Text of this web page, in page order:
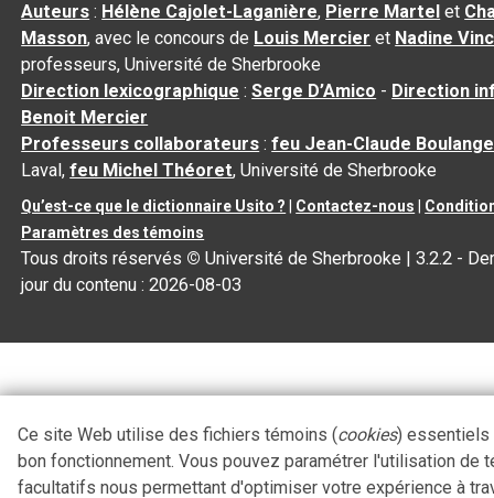
Auteurs : Hélène Cajolet-Laganière, Pierre Martel et
Masson, avec le concours de Louis Mercier et Nadine
professeurs, Université de Sherbrooke
Direction lexicographique :Serge D’Amico - Direction
Benoit Mercier
Professeurs collaborateurs :feu Jean-Claude
Laval,feu Michel Théoret, Université de Sherbrooke
Qu’est-ce que le dictionnaire Usito ? Contactez-nous
Paramètres des témoins
Tous droits réservés © Université de Sherbrooke |3.2.2 -
jour du contenu :2026-08-03
Ce site Web utilise des fichiers témoins (cookies) essentiels
bon fonctionnement. Vous pouvez paramétrer l'utilisation de
facultatifs nous permettant d'optimiser votre expérience à